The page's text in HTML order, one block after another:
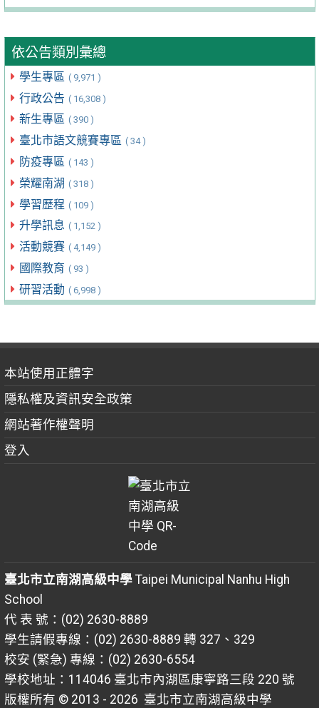
依公告類別彙總
學生專區 ( 9,971 )
行政公告 ( 16,308 )
新生專區 ( 390 )
臺北市語文競賽專區 ( 34 )
防疫專區 ( 143 )
榮耀南湖 ( 318 )
學習歷程 ( 109 )
升學訊息 ( 1,152 )
活動競賽 ( 4,149 )
國際教育 ( 93 )
研習活動 ( 6,998 )
本站使用正體字
隱私權及資訊安全政策
網站著作權聲明
登入
臺北市立南湖高級中學Taipei Municipal Nanhu High
School
代 表 號：(02) 2630-8889
學生請假專線：(02) 2630-8889 轉 327、329
校安 (緊急) 專線：(02) 2630-6554
學校地址：114046 臺北市內湖區康寧路三段 220 號
版權所有 © 2013 - 2026 臺北市立南湖高級中學